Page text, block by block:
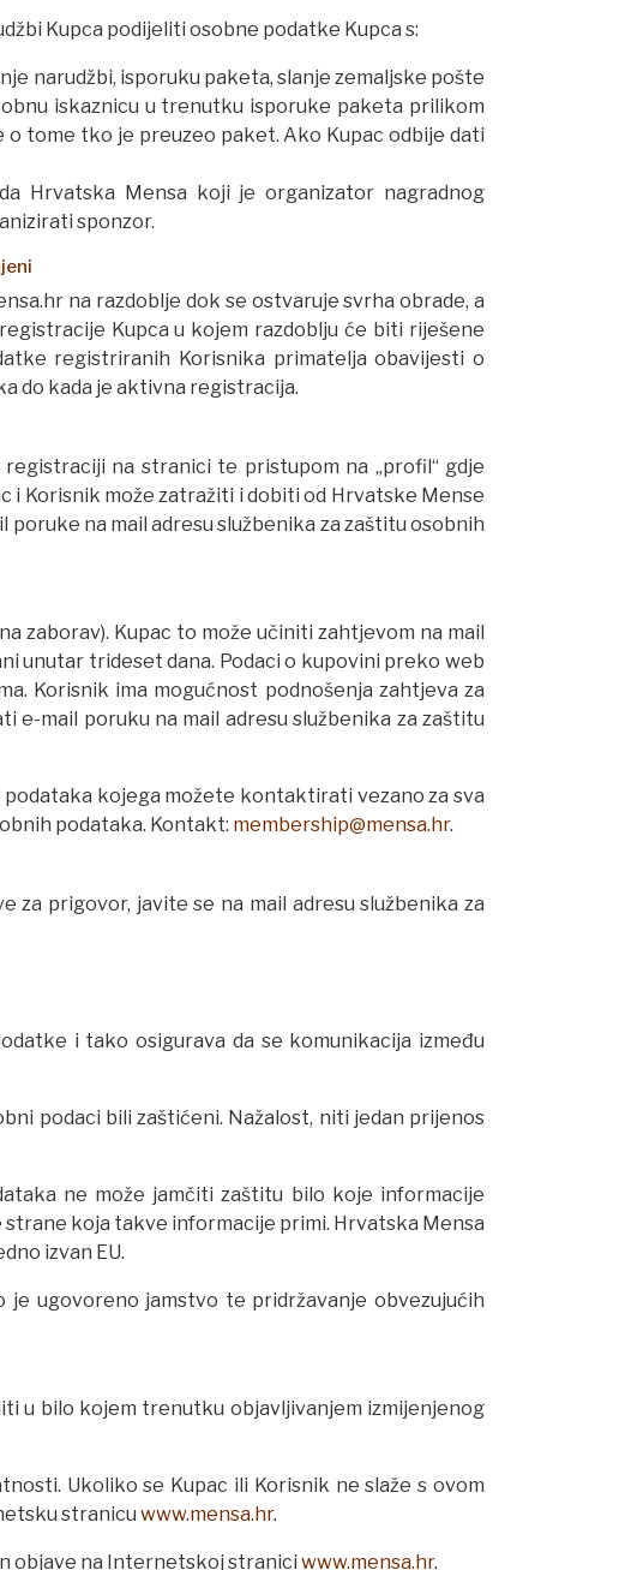
Kupca podijeliti osobne podatke Kupca s:
narudžbi, isporuku paketa, slanje zemaljske pošte
iskaznicu u trenutku isporuke paketa prilikom
tome tko je preuzeo paket. Ako Kupac odbije dati
Hrvatska Mensa koji je organizator nagradnog
sponzor.
na razdoblje dok se ostvaruje svrha obrade, a
Kupca u kojem razdoblju će biti riješene
registriranih Korisnika primatelja obavijesti o
do kada je aktivna registracija.
na stranici te pristupom na „profil“ gdje
i Korisnik može zatražiti i dobiti od Hrvatske Mense
na mail adresu službenika za zaštitu osobnih
zaborav). Kupac to može učiniti zahtjevom na mail
unutar trideset dana. Podaci o kupovini preko web
Korisnik ima mogućnost podnošenja zahtjeva za
e-mail poruku na mail adresu službenika za zaštitu
kojega možete kontaktirati vezano za sva
podataka. Kontakt: membership@mensa.hr.
za prigovor, javite se na mail adresu službenika za
i tako osigurava da se komunikacija između
podaci bili zaštićeni. Nažalost, niti jedan prijenos
ne može jamčiti zaštitu bilo koje informacije
koja takve informacije primi. Hrvatska Mensa
izvan EU.
ugovoreno jamstvo te pridržavanje obvezujućih
u bilo kojem trenutku objavljivanjem izmijenjenog
Ukoliko se Kupac ili Korisnik ne slaže s ovom
stranicu www.mensa.hr.
objave na Internetskoj stranici www.mensa.hr.